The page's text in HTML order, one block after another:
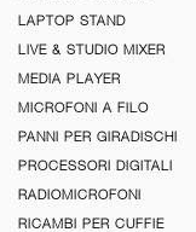
LAPTOP STAND
LIVE & STUDIO MIXER
MEDIA PLAYER
MICROFONI A FILO
PANNI PER GIRADISCHI
PROCESSORI DIGITALI
RADIOMICROFONI
RICAMBI PER CUFFIE